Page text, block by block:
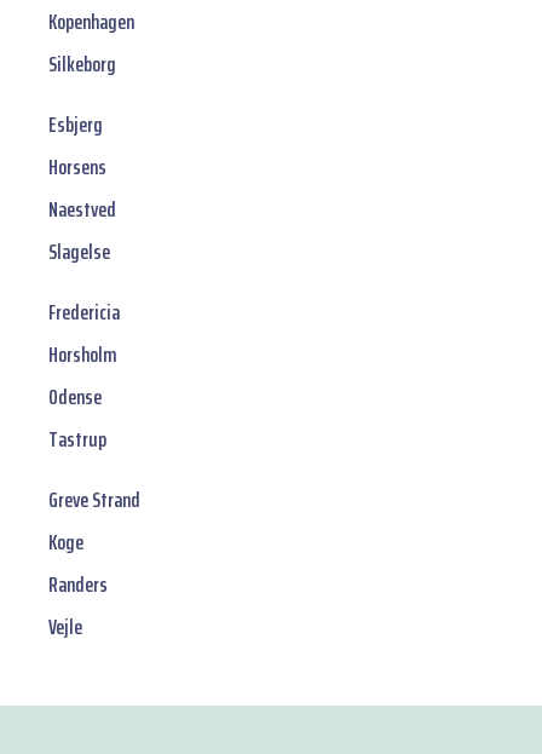
Kopenhagen
Silkeborg
Esbjerg
Horsens
Naestved
Slagelse
Fredericia
Horsholm
Odense
Tastrup
Greve Strand
Koge
Randers
Vejle